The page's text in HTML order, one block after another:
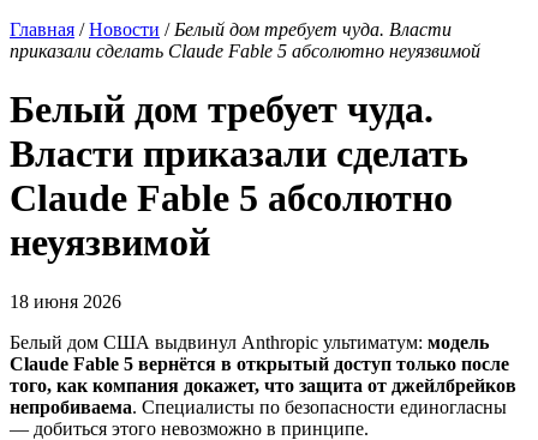
Главная /Новости / Белый дом требует чуда. Власти
приказали сделать Claude Fable 5 абсолютно неуязвимой
Белый дом требует чуда.
Власти приказали сделать
Claude Fable 5 абсолютно
неуязвимой
18 июня 2026
Белый дом США выдвинул Anthropic ультиматум: модель
Claude Fable 5 вернётся в открытый доступ только после
того, как компания докажет, что защита от джейлбрейков
непробиваема. Специалисты по безопасности единогласны
— добиться этого невозможно в принципе.